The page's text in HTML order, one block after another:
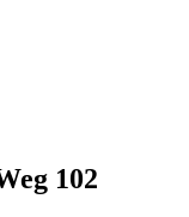
102